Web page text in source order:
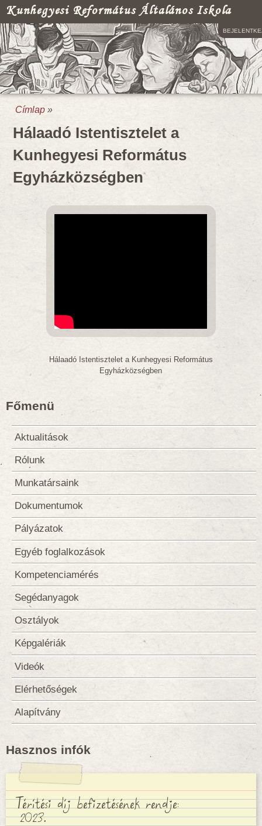
Kunhegyesi Református Általános Iskola
Jelenlegi hely
Címlap »
Hálaadó Istentisztelet a
Kunhegyesi Református
Egyházközségben
Hálaadó Istentisztelet a Kunhegyesi Református
Egyházközségben
Főmenü
Aktualitások
Rólunk
Munkatársaink
Dokumentumok
Pályázatok
Egyéb foglalkozások
Kompetenciamérés
Segédanyagok
Osztályok
Képgalériák
Videók
Elérhetőségek
Alapítvány
Hasznos infók
Térítési díj befizetésének rendje:
2023.